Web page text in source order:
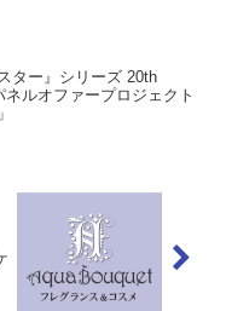
ター』シリーズ 20th
ルオファープロジェクト